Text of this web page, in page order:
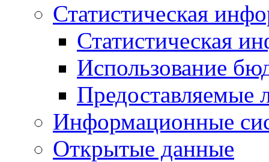
Статистическая
Статистическая
Использование
Предоставляемые
Информационные
Открытые данные